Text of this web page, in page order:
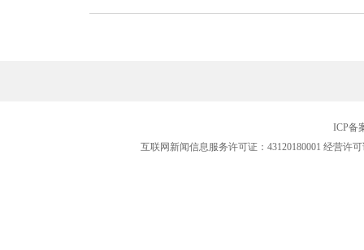
ICP备
互联网新闻信息服务许可证：43120180001 经营许可